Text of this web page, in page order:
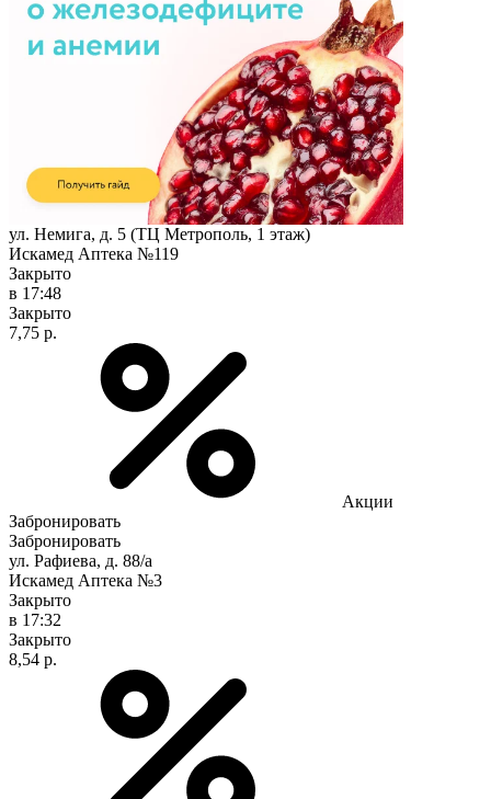
ул. Немига, д. 5 (ТЦ Метрополь, 1 этаж)
Искамед Аптека №119
Закрыто
в 17:48
Закрыто
7,75 р.
Акции
Забронировать
Забронировать
ул. Рафиева, д. 88/а
Искамед Аптека №3
Закрыто
в 17:32
Закрыто
8,54 р.